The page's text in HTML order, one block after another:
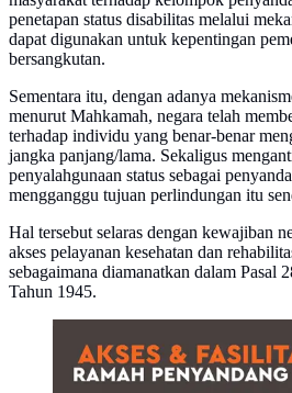
penetapan status disabilitas melalui
dapat digunakan untuk kepentingan
bersangkutan.
Sementara itu, dengan adanya
menurut Mahkamah, negara telah
terhadap individu yang benar-benar
jangka panjang/lama. Sekaligus
penyalahgunaan status sebagai
mengganggu tujuan perlindungan itu
Hal tersebut selaras dengan kewajiban
akses pelayanan kesehatan dan
sebagaimana diamanatkan dalam
Tahun 1945.
Penyandang Disabilitas.